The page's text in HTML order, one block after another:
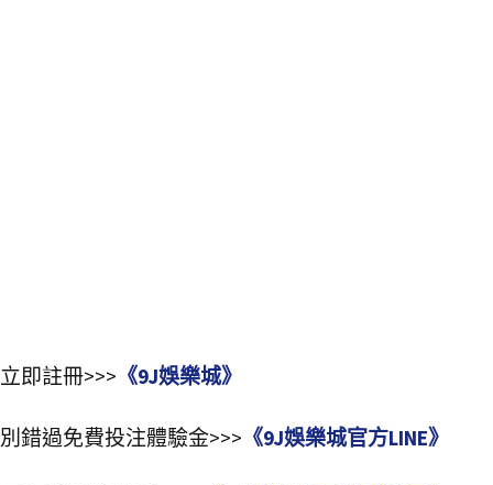
立即註冊>>> 《9J娛樂城》
別錯過免費投注體驗金>>> 《9J娛樂城官方LINE》